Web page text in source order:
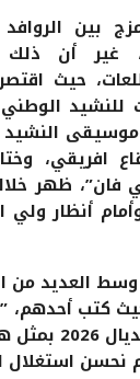
بين الروافد
غير أن
حيث
للنشيد
النشيد
افريقي،
فان”، ظهر
أنظار ولي
وسط العديد من
كتب أحدهم،
المغرب على
نحسن استغلال